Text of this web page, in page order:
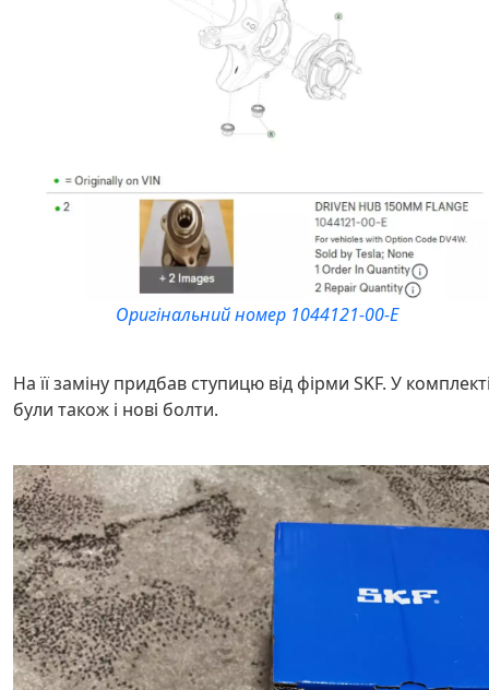
Оригінальний номер 1044121-00-Е
На її заміну придбав ступицю від фірми SKF. У
були також і нові болти.